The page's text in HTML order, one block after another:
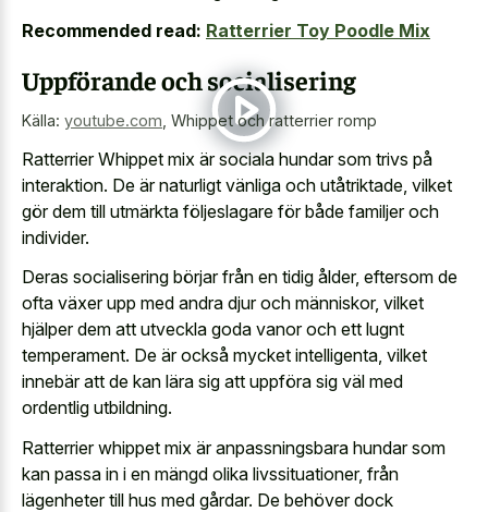
Recommended read: Ratterrier Toy Poodle Mix
Uppförande och socialisering
Källa: youtube.com Whippet och ratterrier romp
Ratterrier Whippet mix är sociala hundar som trivs på
interaktion. De är naturligt vänliga och utåtriktade, vilket
gör dem till utmärkta följeslagare för både familjer och
individer.
Deras socialisering börjar från en tidig ålder, eftersom de
ofta växer upp med andra djur och människor, vilket
hjälper dem att utveckla goda vanor och ett lugnt
temperament. De är också mycket intelligenta, vilket
innebär att de kan lära sig att uppföra sig väl med
ordentlig utbildning.
Ratterrier whippet mix är anpassningsbara hundar som
kan passa in i en mängd olika livssituationer, från
lägenheter till hus med gårdar. De behöver dock